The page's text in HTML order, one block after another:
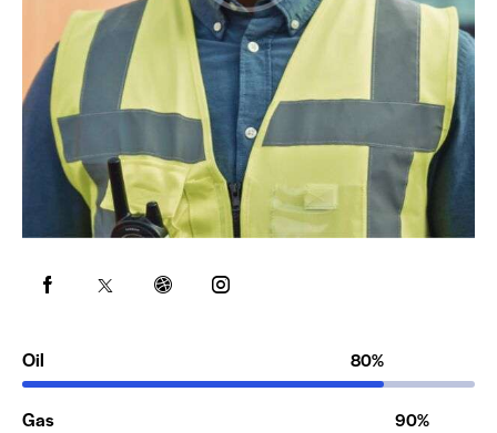
Oil 80%
Gas 90%